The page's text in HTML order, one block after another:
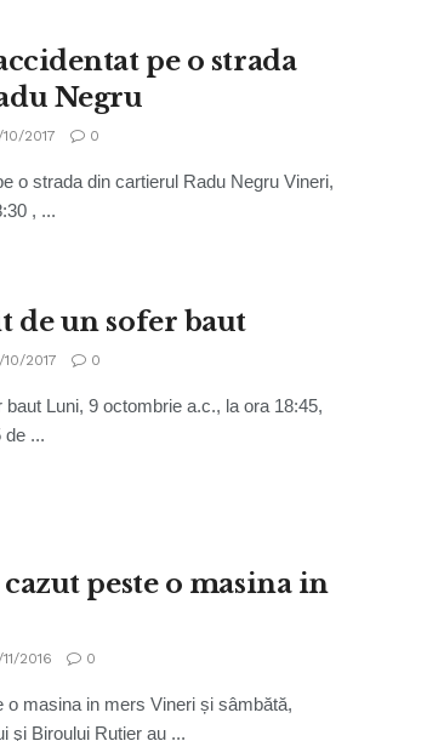
pe o strada
Negru
2017 0
o strada din cartierul Radu Negru Vineri,
, ...
de un sofer baut
2017 0
Luni, 9 octombrie a.c., la ora 18:45,
de ...
peste o masina in
2016 0
o masina in mers Vineri și sâmbătă,
şi Biroului Rutier au ...